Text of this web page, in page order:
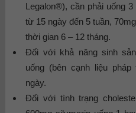
Legalon®), cần phải uống
từ 15 ngày đến 5 tuần,
thời gian 6 – 12 tháng.
Đối với khả năng sinh
uống (bên cạnh liệu
ngày.
Đối với tình trạng